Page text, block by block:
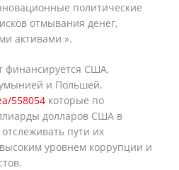
политические
отмывания денег,
активами ».
финансируется США,
и Польшей.
558054 которые по
долларов США в
пути их
уровнем коррупции и